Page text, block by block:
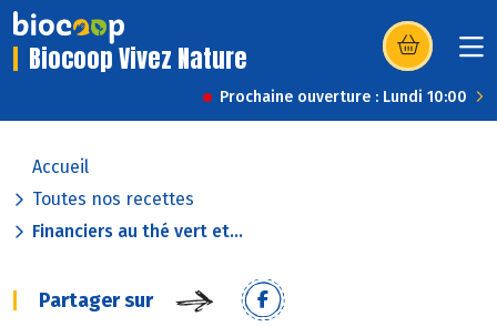
Biocoop Vivez Nature (s’ouvre dans
Prochaine ouverture : Lundi 10:00
Accueil
Toutes nos recettes
Financiers au thé vert et...
Partager sur